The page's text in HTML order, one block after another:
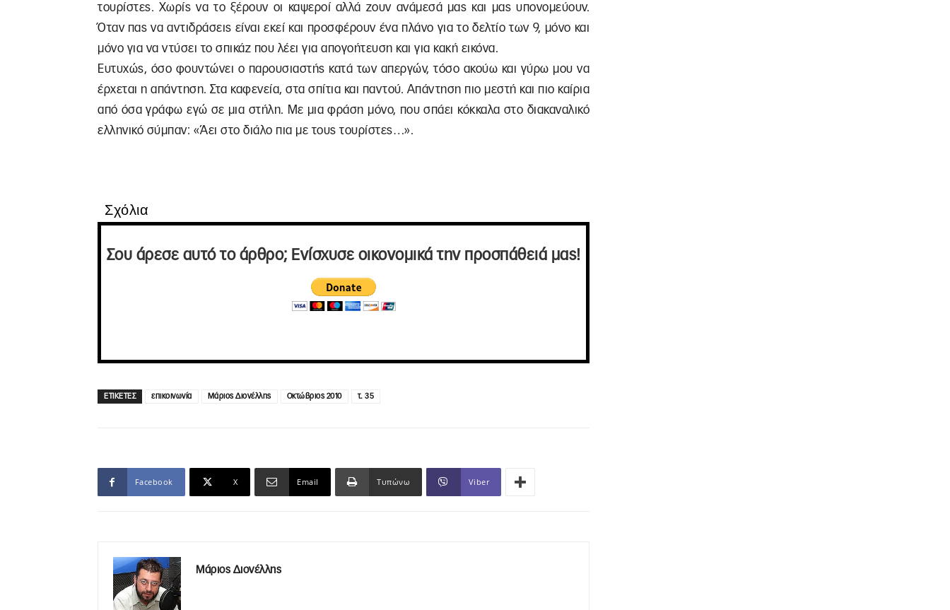
τουρίστες. Χωρίς να το ξέρουν οι καψεροί αλλά ζουν ανάμεσά μας και μας υπονομεύουν.
Όταν πας να αντιδράσεις είναι εκεί και προσφέρουν ένα πλάνο για το δελτίο των 9, μόνο και
μόνο για να ντύσει το σπικάζ που λέει για απογοήτευση και για κακή εικόνα.
Ευτυχώς, όσο φουντώνει ο παρουσιαστής κατά των απεργών, τόσο ακούω και γύρω μου να
έρχεται η απάντηση. Στα καφενεία, στα σπίτια και παντού. Απάντηση πιο μεστή και πιο καίρια
από όσα γράφω εγώ σε μια στήλη. Με μια φράση μόνο, που σπάει κόκκαλα στο διακαναλικό
ελληνικό σύμπαν: «Άει στο διάλο πια με τους τουρίστες…».
Σχόλια
Σου άρεσε αυτό το άρθρο; Ενίσχυσε οικονομικά την προσπάθειά μας!
ΕΤΙΚΕΤΕΣ επικοινωνία Μάριος Διονέλλης Οκτώβριος 2010 τ. 35
Facebook X Email Τυπώνω Viber
Μάριος Διονέλλης